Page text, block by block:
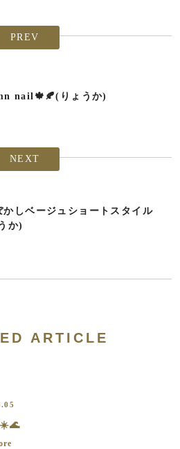
PREV
nail🍁🍂(りょうか)
NEXT
かしベージュショートスタイル
か)
ARTICLE
☀️🌊